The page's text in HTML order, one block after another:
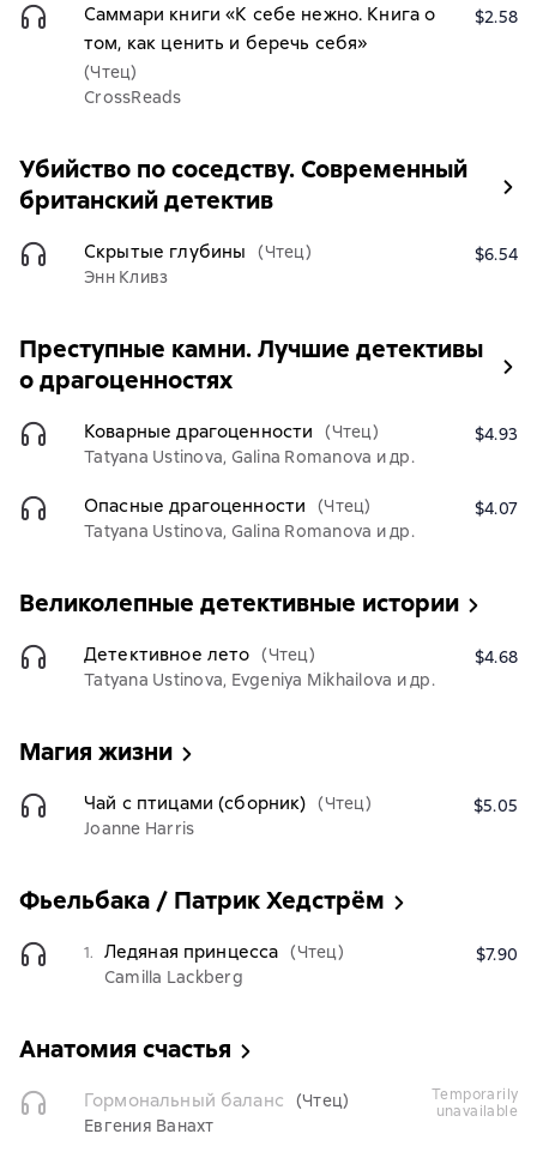
Саммари книги «К себе нежно. Книга о
том, как ценить и беречь себя»
(Чтец)
CrossReads
$2.58
Убийство по соседству. Современный
британский детектив
Скрытые глубины
(Чтец)
Энн Кливз
$6.54
Преступные камни. Лучшие детективы
о драгоценностях
Коварные драгоценности
(Чтец)
Tatyana Ustinova, Galina Romanova и др.
$4.93
Опасные драгоценности
(Чтец)
Tatyana Ustinova, Galina Romanova и др.
$4.07
Великолепные детективные истории
Детективное лето (Чтец)
Tatyana Ustinova, Evgeniya Mikhailova и др.
$4.68
Магия жизни
Чай с птицами (сборник) (Чтец)
Joanne Harris
$5.05
Фьельбака / Патрик Хедстрём
1. Ледяная принцесса (Чтец)
Camilla Lackberg
$7.90
Анатомия счастья
Гормональный баланс
(Чтец)
Евгения Ванахт
temporarily
unavailable